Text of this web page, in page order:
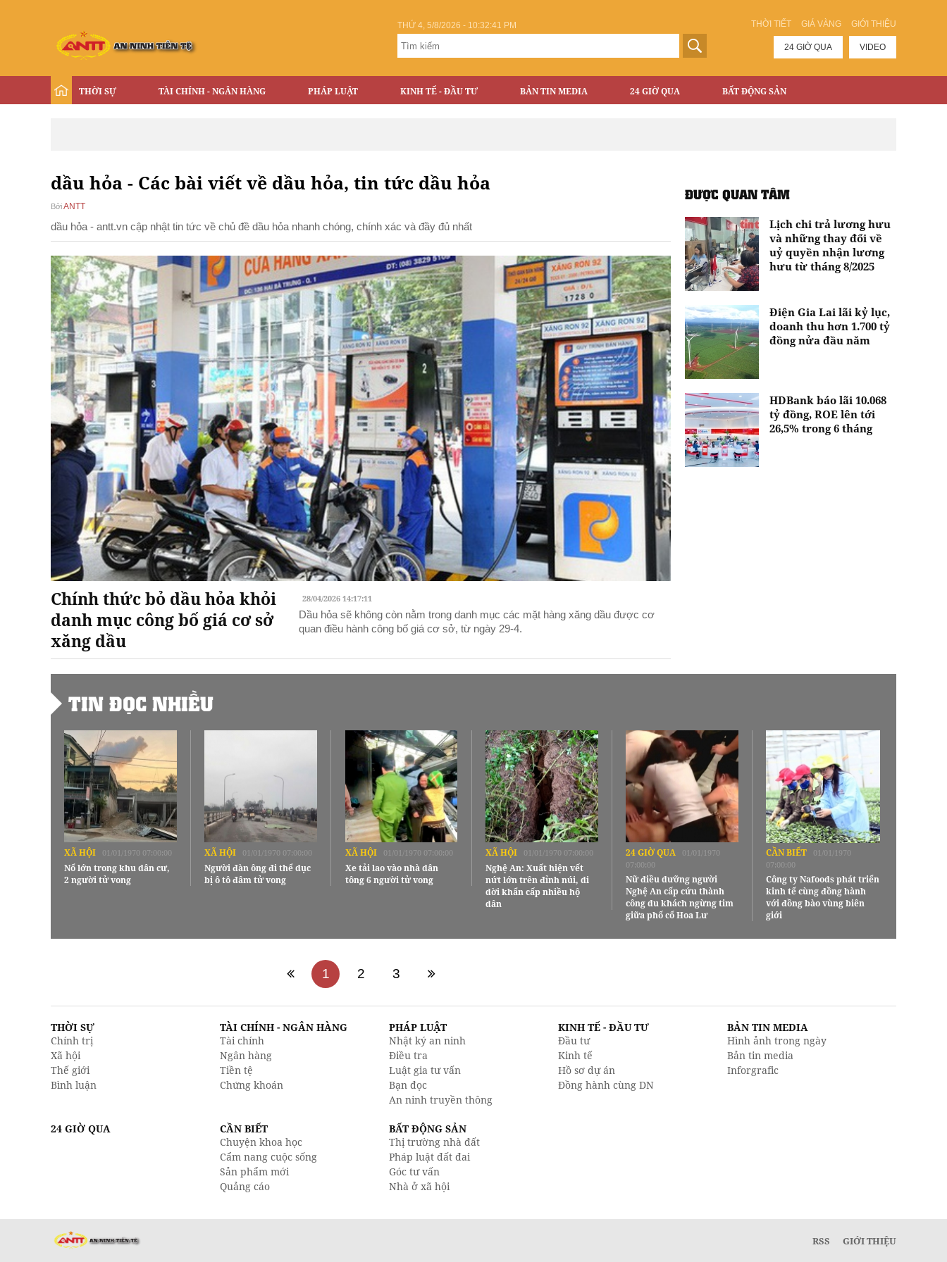
THỜI TIẾT GIÁ VÀNG GIỚI THIỆU
THỨ 4, 5/8/2026 - 10:32:42 PM
24 GIỜ QUA VIDEO
THỜI SỰ TÀI CHÍNH - NGÂN HÀNG PHÁP LUẬT KINH TẾ - ĐẦU TƯ BẢN TIN MEDIA 24 GIỜ QUA BẤT ĐỘNG SẢN
dầu hỏa - Các bài viết về dầu hỏa, tin tức dầu hỏa
BởiANTT
dầu hỏa - antt.vn cập nhật tin tức về chủ đề dầu hỏa nhanh chóng, chính xác và đầy đủ nhất
Chính thức bỏ dầu hỏa khỏi
danh mục công bố giá cơ sở
xăng dầu
28/04/2026 14:17:11
Dầu hỏa sẽ không còn nằm trong danh mục các mặt hàng xăng dầu được cơ
quan điều hành công bố giá cơ sở, từ ngày 29-4.
ĐƯỢC QUAN TÂM
Lịch chi trả lương hưu
và những thay đổi về
uỷ quyền nhận lương
hưu từ tháng 8/2025
Điện Gia Lai lãi kỷ lục,
doanh thu hơn 1.700 tỷ
đồng nửa đầu năm
HDBank báo lãi 10.068
tỷ đồng, ROE lên tới
26,5% trong 6 tháng
TIN ĐỌC NHIỀU
XÃ HỘI 01/01/1970 07:00:00
Nổ lớn trong khu dân cư,
2 người tử vong
XÃ HỘI 01/01/1970 07:00:00
Người đàn ông đi thể dục
bị ô tô đâm tử vong
XÃ HỘI 01/01/1970 07:00:00
Xe tải lao vào nhà dân
tông 6 người tử vong
XÃ HỘI 01/01/1970 07:00:00
Nghệ An: Xuất hiện vết
nứt lớn trên đỉnh núi, di
dời khẩn cấp nhiều hộ
dân
24 GIỜ QUA
01/01/1970
07:00:00
Nữ điều dưỡng người
Nghệ An cấp cứu thành
công du khách ngừng tim
giữa phố cổ Hoa Lư
CẦN BIẾT
01/01/1970
07:00:00
Công ty Nafoods phát triển
kinh tế cùng đồng hành
với đồng bào vùng biên
giới
1 2 3
THỜI SỰ
Chính trị
Xã hội
Thế giới
Bình luận
TÀI CHÍNH - NGÂN HÀNG
Tài chính
Ngân hàng
Tiền tệ
Chứng khoán
PHÁP LUẬT
Nhật ký an ninh
Điều tra
Luật gia tư vấn
Bạn đọc
An ninh truyền thông
KINH TẾ - ĐẦU TƯ
Đầu tư
Kinh tế
Hồ sơ dự án
Đồng hành cùng DN
BẢN TIN MEDIA
Hình ảnh trong ngày
Bản tin media
Inforgrafic
24 GIỜ QUA
CẦN BIẾT
Chuyện khoa học
Cẩm nang cuộc sống
Sản phẩm mới
Quảng cáo
BẤT ĐỘNG SẢN
Thị trường nhà đất
Pháp luật đất đai
Góc tư vấn
Nhà ở xã hội
RSS GIỚI THIỆU